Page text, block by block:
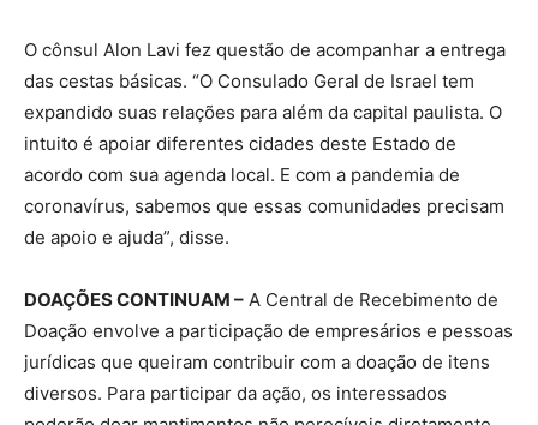
O cônsul Alon Lavi fez questão de acompanhar a entrega
das cestas básicas. “O Consulado Geral de Israel tem
expandido suas relações para além da capital paulista. O
intuito é apoiar diferentes cidades deste Estado de
acordo com sua agenda local. E com a pandemia de
coronavírus, sabemos que essas comunidades precisam
de apoio e ajuda”, disse.
DOAÇÕES CONTINUAM – A Central de Recebimento de
Doação envolve a participação de empresários e pessoas
jurídicas que queiram contribuir com a doação de itens
diversos. Para participar da ação, os interessados